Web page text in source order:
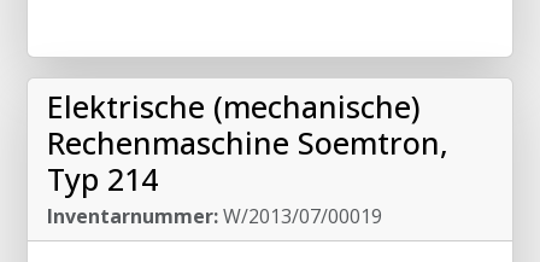
Elektrische (mechanische)
Rechenmaschine Soemtron,
Typ 214
Inventarnummer:W/2013/07/00019